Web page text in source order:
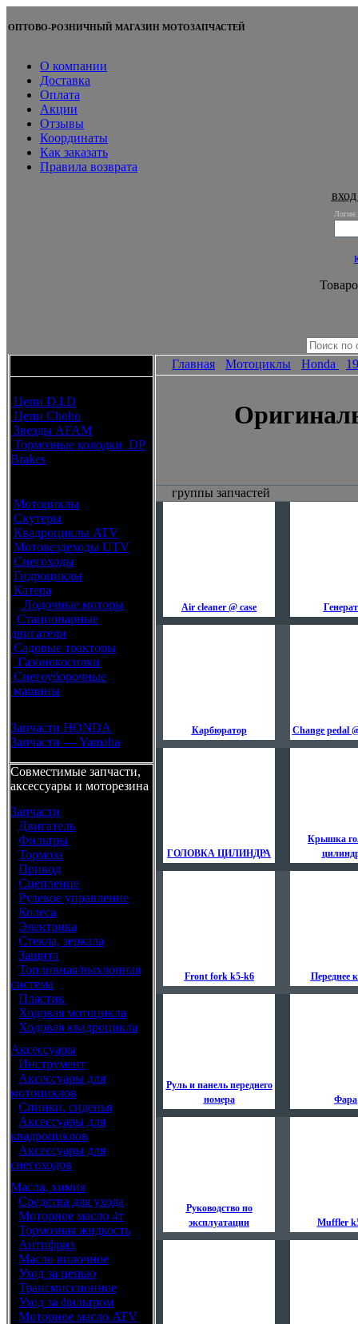
ОПТОВО-РОЗНИЧНЫЙ МАГАЗИН МОТОЗАПЧАСТЕЙ
О компании
Доставка
Оплата
Акции
Отзывы
Координаты
Как заказать
Правила возврата
Логин:
Цепи D.I.D
Цепи Choho
Звезды AFAM
Тормозные колодки DP
Brakes
Мотоциклы
Скутеры
Квадроциклы ATV
Мотовездеходы UTV
Снегоходы
Гидроциклы
Катера
Лодочные моторы
Стационарные
двигатели
Садовые тракторы
Газонокосилки
Снегоуборочные
машины
Запчасти HONDA
Запчасти — Yamaha
Совместимые запчасти,
аксессуары и моторезина
Запчасти
Двигатель
Фильтры
Тормоза
Привод
Сцепление
Рулевое управление
Колеса
Электрика
Стекла, зеркала
Защита
Топливная/выхлопная
система
Пластик
Ходовая мотоцикла
Ходовая квадроцикла
Аксессуары
Инструмент
Аксессуары для
мотоциклов
Спинки, сиденья
Аксессуары для
квадроциклов
Аксессуары для
снегоходов
Масла, химия
Средства для ухода
Моторное масло 4т
Тормозная жидкость
Антифриз
Масло вилочное
Уход за цепью
Трансмиссионное
Уход за фильтром
Моторное масло ATV
Главная Мотоциклы Honda
группы запчастей
Air cleaner @ case
Карбюратор Change pedal
ГОЛОВКА ЦИЛИНДРА
Крышка
Front fork k5-k6 Переднее
Руль и панель переднего
номера
Фара
Руководство по
эксплуатации
Muffler